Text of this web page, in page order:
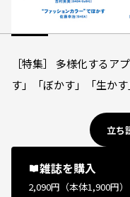
［特集］ 多様化するア
す」「ぼかす」「生か
立ち
雑誌を購入
2,090円（本体1,900円）